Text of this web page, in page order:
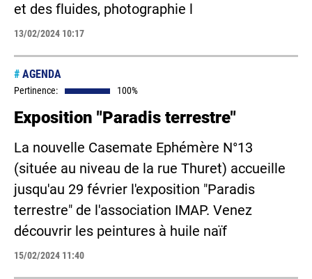
et des fluides, photographie l
13/02/2024 10:17
# AGENDA
Pertinence: 100%
Exposition "Paradis terrestre"
La nouvelle Casemate Ephémère N°13
(située au niveau de la rue Thuret) accueille
jusqu'au 29 février l'exposition "Paradis
terrestre" de l'association IMAP. Venez
découvrir les peintures à huile naïf
15/02/2024 11:40